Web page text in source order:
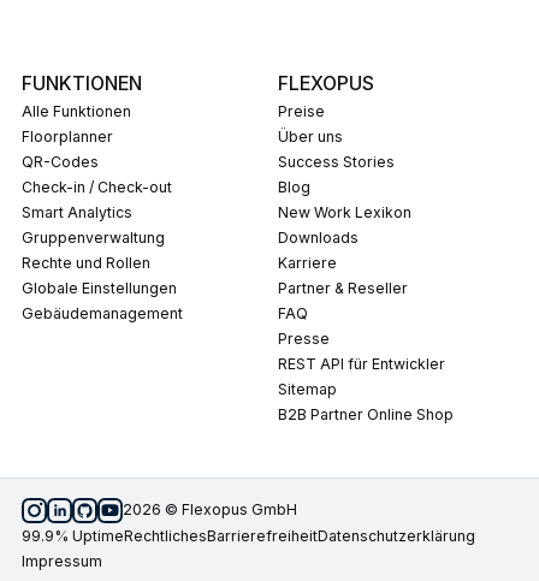
FUNKTIONEN
Alle Funktionen
Floorplanner
QR-Codes
Check-in / Check-out
Smart Analytics
Gruppenverwaltung
Rechte und Rollen
Globale Einstellungen
Gebäudemanagement
FLEXOPUS
Preise
Über uns
Success Stories
Blog
New Work Lexikon
Downloads
Karriere
Partner & Reseller
FAQ
Presse
REST API für Entwickler
Sitemap
B2B Partner Online Shop
2026 © Flexopus GmbH
99.9% Uptime Rechtliches Barrierefreiheit
Datenschutzerklärung
Impressum